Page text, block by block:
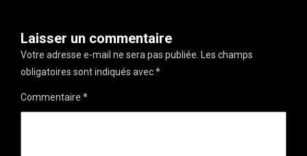
Laisser un commentaire
Votre adresse e-mail ne sera pas publiée. Les champs
obligatoires sont indiqués avec*
Commentaire *